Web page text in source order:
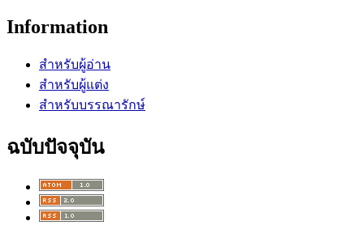
Information
สำหรับผู้อ่าน
สำหรับผู้แต่ง
สำหรับบรรณารักษ์
ฉบับปัจจุบัน